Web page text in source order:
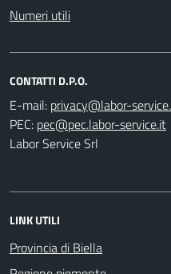
Numeri utili
CONTATTI D.P.O.
E-mail:
PEC:
Labor Service Srl
LINK UTILI
Provincia di Biella